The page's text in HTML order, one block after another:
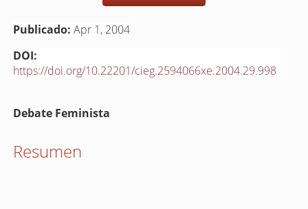
Publicado: Apr 1, 2004
DOI:
https://doi.org/10.22201/cieg.2594066xe.2004.29.998
Contenido
del
Debate Feminista
Resumen